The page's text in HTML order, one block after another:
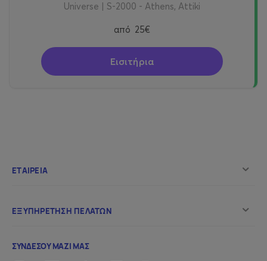
Universe | S-2000 - Athens, Attiki
από 25€
Εισιτήρια